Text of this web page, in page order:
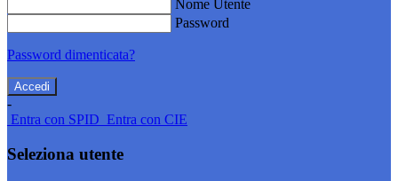
Nome Utente
Password
Password dimenticata?
-
Entra con SPID Entra con CIE
Seleziona utente